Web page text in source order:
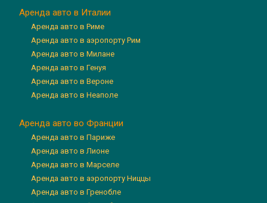
Аренда авто в Италии
Аренда авто в Риме
Аренда авто в аэропорту Рим
Аренда авто в Милане
Аренда авто в Генуя
Аренда авто в Вероне
Аренда авто в Неаполе
Аренда авто во Франции
Аренда авто в Париже
Аренда авто в Лионе
Аренда авто в Марселе
Аренда авто в аэропорту Ниццы
Аренда авто в Гренобле